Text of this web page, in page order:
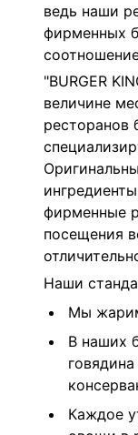
ведь наши
фирменных
"BURGER
величине
ресторанов
фирменные
посещения
Наши
Мы
В наших
Каждое